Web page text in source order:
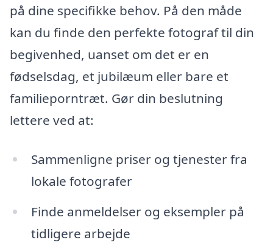
på dine specifikke behov. På den måde
kan du finde den perfekte fotograf til din
begivenhed, uanset om det er en
fødselsdag, et jubilæum eller bare et
familieporntræt. Gør din beslutning
lettere ved at:
Sammenligne priser og tjenester fra
lokale fotografer
Finde anmeldelser og eksempler på
tidligere arbejde